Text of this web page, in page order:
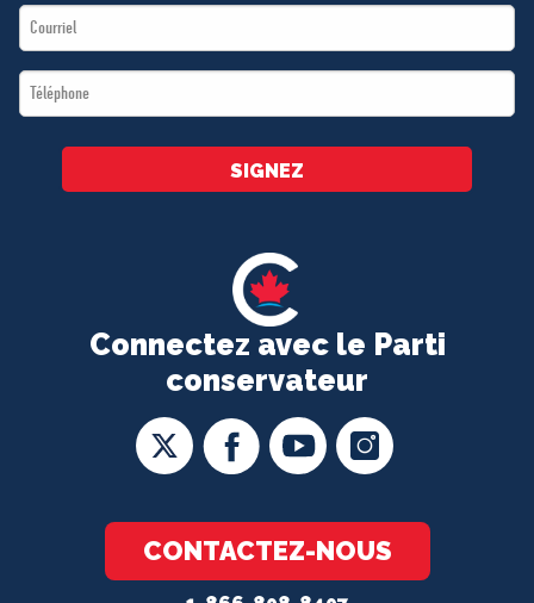
Connectez avec le Parti
conservateur
CONTACTEZ-NOUS
Email
*
Téléphone
*
SIGNEZ